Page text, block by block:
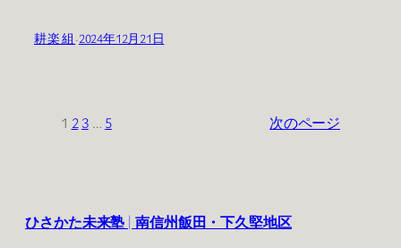
耕楽組 ·2024年12月21日
1 2 3 … 5 次のページ
ひさかた未来塾 | 南信州飯田・下久堅地区